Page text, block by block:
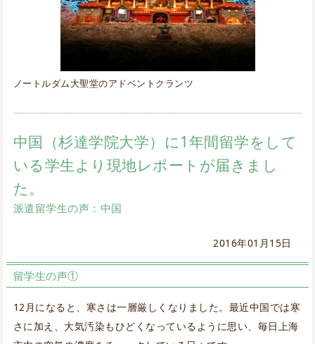
ノートルダム大聖堂のアドベントクランツ
中国（杉達学院大学）に1年間留学をして
いる学生より現地レポートが届きまし
た。
派遣留学生の声：中国
2016年01月15日
留学生の声①
12月になると、寒さは一層厳しくなりました。最近中国では寒
さに加え、大気汚染もひどくなっているように思い、毎日上海